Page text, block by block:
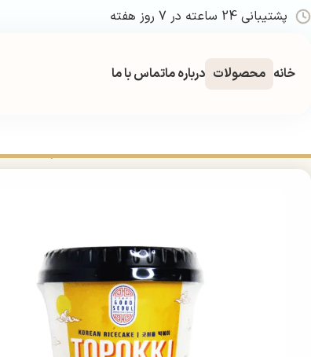
پشتیبانی 24 ساعته در 7 روز هفته
خانه محصولات درباره ماتماس با ما
خانه بدون دسته بندی توپوکی کره‌ای گود سئول طعم پنیر 113 گرم | Good Seoul Korean Topokki Cheese 113g